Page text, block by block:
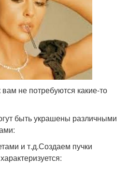
не потребуются какие-то
быть украшены различными
и т.д.Создаем пучки